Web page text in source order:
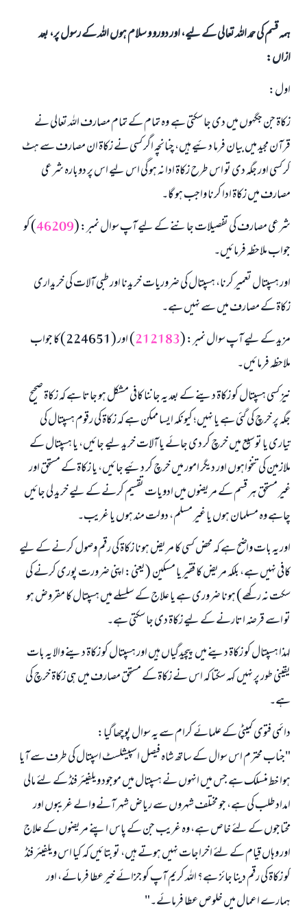
ہمہ قسم کی حمد اللہ تعالی کے لیے، اور دورو و سلام ہوں اللہ کے رسول پر، بعد
ازاں:
اول:
زکاۃ جن جگہوں میں دی جا سکتی ہے وہ تمام کے تمام مصارف اللہ تعالی نے
قرآن مجید میں بیان فرما دئیے ہیں، چنانچہ اگر کسی نے زکاۃ ان مصارف سے ہٹ
کر کسی اور جگہ دی تو اس طرح زکاۃ ادا نہ ہو گی اس لیے اس پر دوبارہ شرعی
مصارف میں زکاۃ ادا کرنا واجب ہو گا۔
شرعی مصارف کی تفصیلات جاننے کے لیے آپ سوال نمبر: (46209) کو
جواب ملاحظہ فرمائیں۔
اور ہسپتال تعمیر کرنا، ہسپتال کی ضروریات خریدنا اور طبی آلات کی خریداری
زکاۃ کے مصارف میں سے نہیں ہے۔
مزید کے لیے آپ سوال نمبر: (212183
) اور (224651) کا جواب
ملاحظہ فرمائیں۔
نیز کسی ہسپتال کو زکاۃ دینے کے بعد یہ جاننا کافی مشکل ہو جاتا ہے کہ زکاۃ صحیح
جگہ پر خرچ کی گئی ہے یا نہیں؛ کیونکہ ایسا ممکن ہے کہ زکاۃ کی رقوم ہسپتال کی
تیاری یا توسیع میں خرچ کر دی جائے یا آلات خرید لیے جائیں، یا ہسپتال کے
ملازمین کی تنخواہوں اور دیگر امور میں خرچ کر دئیے جائیں، یا زکاۃ کے مستحق اور
غیر مستحق ہر قسم کے مریضوں میں ادویات تقسیم کرنے کے لیے خرید لی جائیں
چاہے وہ مسلمان ہوں یا غیر مسلم، دولت مند ہوں یا غریب۔
اور یہ بات واضح ہے کہ محض کسی کا مریض ہونا زکاۃ کی رقم وصول کرنے کے لیے
کافی نہیں ہے، بلکہ مریض کا فقیر یا مسکین (یعنی: اپنی ضرورت پوری کرنے کی
سکت نہ رکھے) ہونا ضروری ہے یا علاج کے سلسلے میں ہسپتال کا مقروض ہو
تو اسے قرضہ اتارنے کے لیے زکاۃ دی جا سکتی ہے۔
لہذا ہسپتال کو زکاۃ دینے میں پیچیدگیاں ہیں اور ہسپتال کو زکاۃ دینے والا یہ بات
یقینی طور پر نہیں کہہ سکتا کہ اس نے زکاۃ کے مستحق مصارف میں ہی زکاۃ خرچ کی
ہے۔
دائمی فتوی کمیٹی کے علمائے کرام سے یہ سوال پوچھا گیا:
"جناب محترم اس سوال کے ساتھ شاہ فیصل اسپیشلسٹ اسپتال کی طرف سے آیا
ہوا خط منسلک ہے جس میں انہوں نے ہسپتال میں موجود ویلفیئر فنڈ کے لئے مالی
امداد طلب کی ہے، جو مختلف شہروں سے ریاض شہر آنے والے غریبوں اور
محتاجوں کے لئے خاص ہے، وہ غریب جن کے پاس اپنے مریضوں کے علاج
اور وہاں قیام کے لئے اخراجات نہیں ہوتے ہیں، تو بتائیں کہ کیا اس ویلفیئر فنڈ
کو زکاۃ کی رقم دینا جائز ہے؟ اللہ کریم آپ کو جزائے خیر عطا فرمائے، اور
ہمارے اعمال میں خلوص عطا فرمائے۔"
جواب نمبر 110845 نے نکاح ٹوٹنے سے بچایا۔